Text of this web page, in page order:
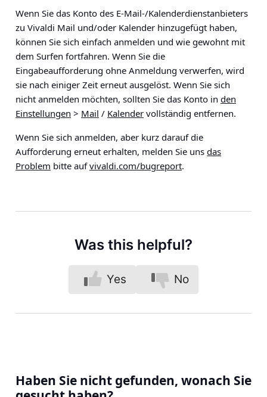
Wenn Sie das Konto des E-Mail-/Kalenderdienstanbieters
zu Vivaldi Mail und/oder Kalender hinzugefügt haben,
können Sie sich einfach anmelden und wie gewohnt mit
dem Surfen fortfahren. Wenn Sie die
Eingabeaufforderung ohne Anmeldung verwerfen, wird
sie nach einiger Zeit erneut ausgelöst. Wenn Sie sich
nicht anmelden möchten, sollten Sie das Konto in den
Einstellungen > Mail / Kalender vollständig entfernen.
Wenn Sie sich anmelden, aber kurz darauf die
Aufforderung erneut erhalten, melden Sie uns das
Problem bitte aufvivaldi.com/bugreport.
Was this helpful?
Yes No
Haben Sie nicht gefunden, wonach Sie